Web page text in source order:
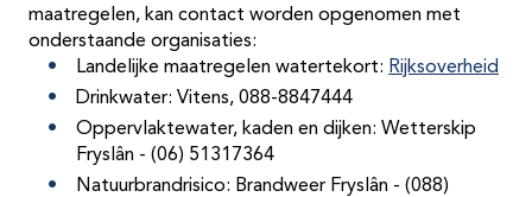
maatregelen, kan contact worden opgenomen met
onderstaande organisaties:
Landelijke maatregelen watertekort: Rijksoverheid
Drinkwater: Vitens, 088-8847444
Oppervlaktewater, kaden en dijken: Wetterskip
Fryslân - (06) 51317364
Natuurbrandrisico: Brandweer Fryslân - (088)